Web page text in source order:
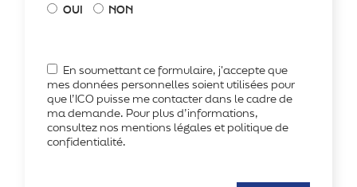
OUI NON
En soumettant ce formulaire, j'accepte que
mes données personnelles soient utilisées pour
que l’ICO puisse me contacter dans le cadre de
ma demande. Pour plus d’informations,
consultez nos mentions légales et politique de
confidentialité.